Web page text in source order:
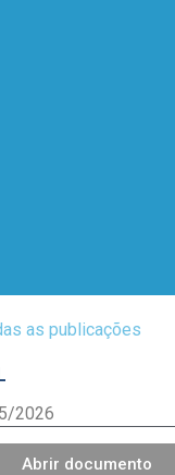
as publicações
2026
Abrir documento